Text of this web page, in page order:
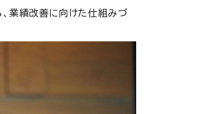
業績改善に向けた仕組みづ